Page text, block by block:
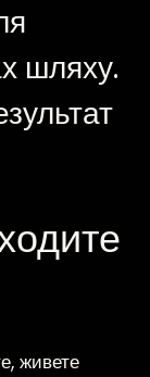
шляху.
живете